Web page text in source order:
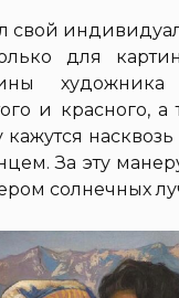
свой
для
художника
и красного, а
кажутся
За эту
солнечных